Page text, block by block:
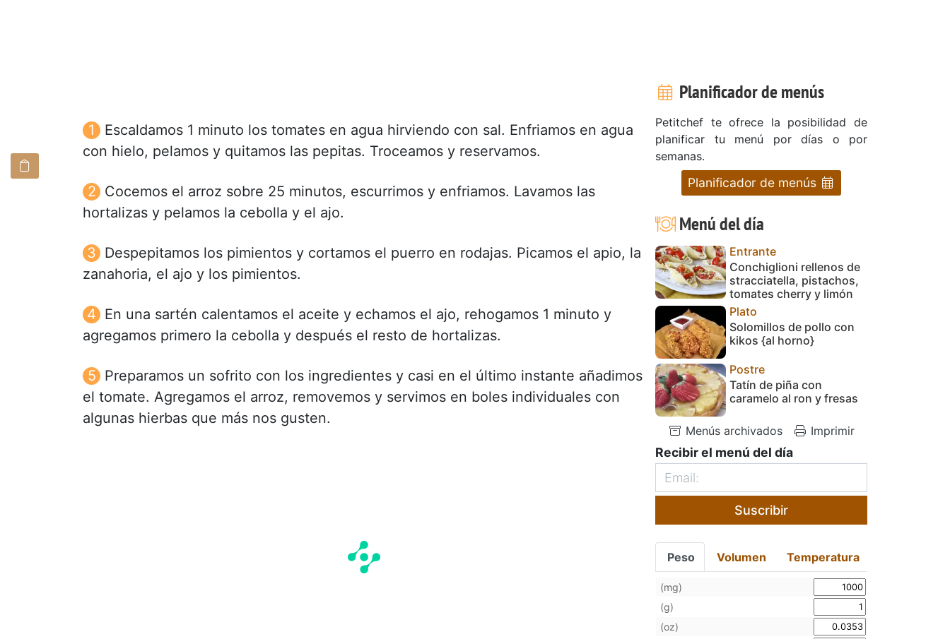
Escaldamos 1 minuto los tomates en agua hirviendo con sal. Enfriamos en agua
con hielo, pelamos y quitamos las pepitas. Troceamos y reservamos.
Cocemos el arroz sobre 25 minutos, escurrimos y enfriamos. Lavamos las
hortalizas y pelamos la cebolla y el ajo.
Despepitamos los pimientos y cortamos el puerro en rodajas. Picamos el apio, la
zanahoria, el ajo y los pimientos.
En una sartén calentamos el aceite y echamos el ajo, rehogamos 1 minuto y
agregamos primero la cebolla y después el resto de hortalizas.
Preparamos un sofrito con los ingredientes y casi en el último instante añadimos
el tomate. Agregamos el arroz, removemos y servimos en boles individuales con
algunas hierbas que más nos gusten.
Planificador de menús
Petitchef te ofrece la posibilidad de
planificar tu menú por días o por
semanas.
Planificador de menús
Menú del día
Entrante
Conchiglioni rellenos de
stracciatella, pistachos,
tomates cherry y limón
Plato
Solomillos de pollo con
kikos {al horno}
Postre
Tatín de piña con
caramelo al ron y fresas
Menús archivados Imprimir
Recibir el menú del día
Suscribir
Peso Volumen Temperatura
(mg)
(g)
(oz)